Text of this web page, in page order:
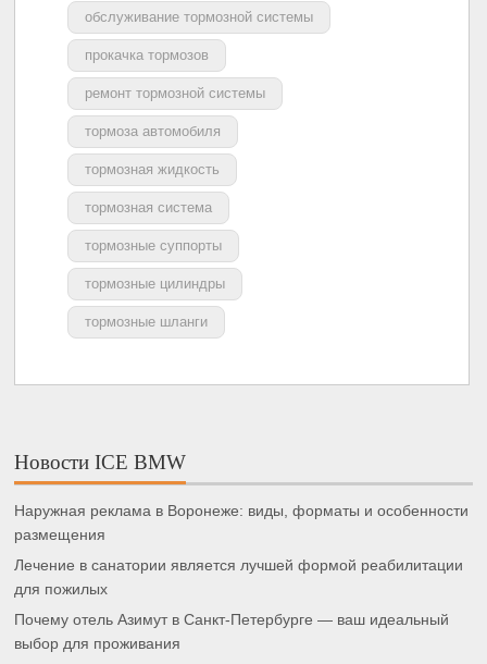
обслуживание тормозной системы
прокачка тормозов
ремонт тормозной системы
тормоза автомобиля
тормозная жидкость
тормозная система
тормозные суппорты
тормозные цилиндры
тормозные шланги
Новости ICE BMW
Наружная реклама в Воронеже: виды, форматы и особенности
размещения
Лечение в санатории является лучшей формой реабилитации
для пожилых
Почему отель Азимут в Санкт-Петербурге — ваш идеальный
выбор для проживания